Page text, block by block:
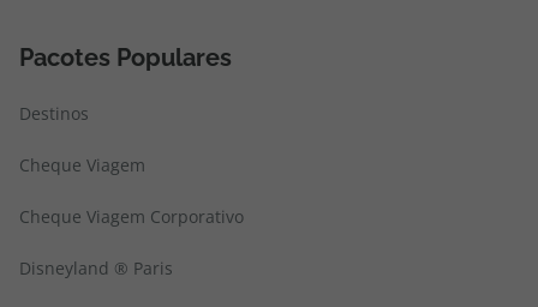
Pacotes Populares
Destinos
Cheque Viagem
Cheque Viagem Corporativo
Disneyland ® Paris